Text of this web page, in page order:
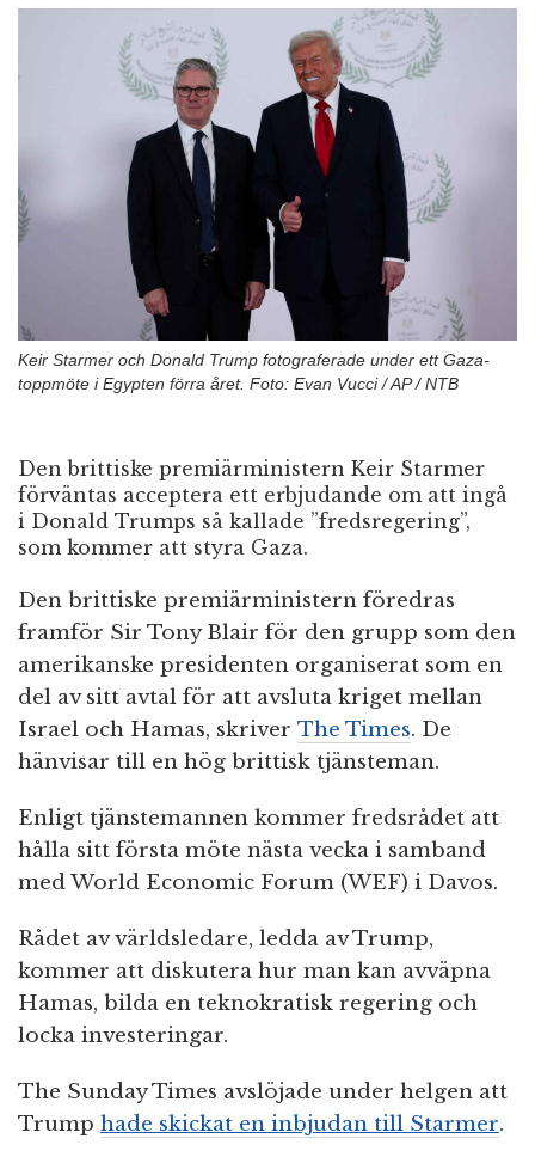
o
n
Keir Starmer och Donald Trump fotograferade under ett Gaza-
toppmöte i Egypten förra året. Foto: Evan Vucci / AP / NTB
Den brittiske premiärministern Keir Starmer
förväntas acceptera ett erbjudande om att ingå
i Donald Trumps så kallade ”fredsregering”,
som kommer att styra Gaza.
Den brittiske premiärministern föredras
framför Sir Tony Blair för den grupp som den
amerikanske presidenten organiserat som en
del av sitt avtal för att avsluta kriget mellan
Israel och Hamas, skriver The Times. De
hänvisar till en hög brittisk tjänsteman.
Enligt tjänstemannen kommer fredsrådet att
hålla sitt första möte nästa vecka i samband
med World Economic Forum (WEF) i Davos.
Rådet av världsledare, ledda av Trump,
kommer att diskutera hur man kan avväpna
Hamas, bilda en teknokratisk regering och
locka investeringar.
The Sunday Times avslöjade under helgen att
Trump hade skickat en inbjudan till Starmer.